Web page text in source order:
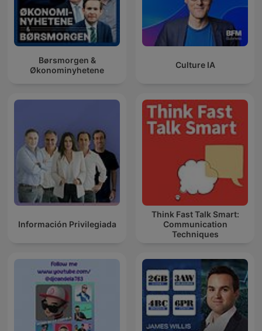
Børsmorgen &
Økonominyhetene
Culture IA
Información Privilegiada
Think Fast Talk Smart:
Communication
Techniques